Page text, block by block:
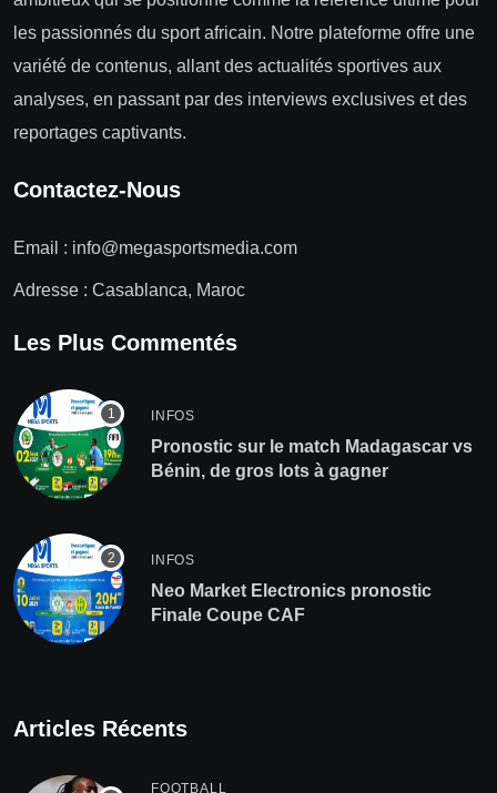
les passionnés du sport africain. Notre plateforme offre une
variété de contenus, allant des actualités sportives aux
analyses, en passant par des interviews exclusives et des
reportages captivants.
Contactez-Nous
Email : info@megasportsmedia.com
Adresse : Casablanca, Maroc
Les Plus Commentés
INFOS
Pronostic sur le match Madagascar vs
Bénin, de gros lots à gagner
INFOS
Neo Market Electronics pronostic
Finale Coupe CAF
Articles Récents
FOOTBALL